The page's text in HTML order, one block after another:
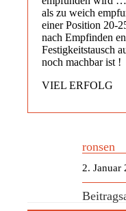
als zu weich
einer Position 20-
nach Empfinden
Festigkeitstausch
noch machbar ist !
VIEL ERFOLG
ronsen
2. Januar